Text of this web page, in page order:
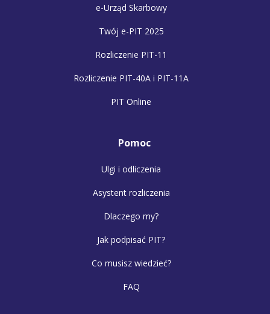
e-Urząd Skarbowy
Twój e-PIT 2025
Rozliczenie PIT-11
Rozliczenie PIT-40A i PIT-11A
PIT Online
Pomoc
Ulgi i odliczenia
Asystent rozliczenia
Dlaczego my?
Jak podpisać PIT?
Co musisz wiedzieć?
FAQ